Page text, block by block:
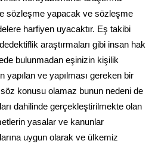
sözleşme yapacak ve sözleşme
harfiyen uyacaktır. Eş takibi
araştırmaları gibi insan hak
bulunmadan eşinizin kişilik
yapılan ve yapılması gereken bir
konusu olamaz bunun nedeni de
dahilinde gerçekleştirilmekte olan
yasalar ve kanunlar
uygun olarak ve ülkemiz